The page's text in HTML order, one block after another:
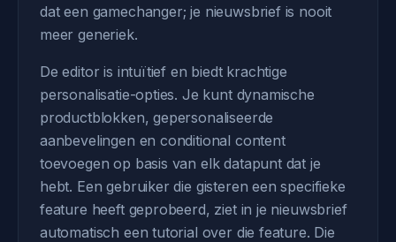
dat een gamechanger; je nieuwsbrief is nooit
meer generiek.
De editor is intuïtief en biedt krachtige
personalisatie-opties. Je kunt dynamische
productblokken, gepersonaliseerde
aanbevelingen en conditional content
toevoegen op basis van elk datapunt dat je
hebt. Een gebruiker die gisteren een specifieke
feature heeft geprobeerd, ziet in je nieuwsbrief
automatisch een tutorial over die feature. Die